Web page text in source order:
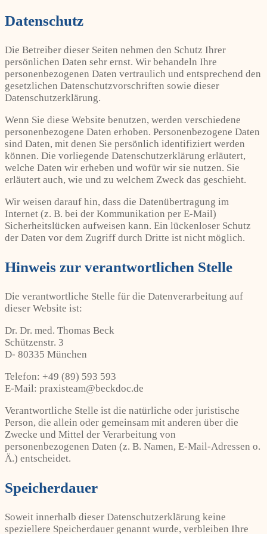
Datenschutz
Die Betreiber dieser Seiten nehmen den Schutz Ihrer
persönlichen Daten sehr ernst. Wir behandeln Ihre
personenbezogenen Daten vertraulich und entsprechend den
gesetzlichen Datenschutzvorschriften sowie dieser
Datenschutzerklärung.
Wenn Sie diese Website benutzen, werden verschiedene
personenbezogene Daten erhoben. Personenbezogene Daten
sind Daten, mit denen Sie persönlich identifiziert werden
können. Die vorliegende Datenschutzerklärung erläutert,
welche Daten wir erheben und wofür wir sie nutzen. Sie
erläutert auch, wie und zu welchem Zweck das geschieht.
Wir weisen darauf hin, dass die Datenübertragung im
Internet (z. B. bei der Kommunikation per E-Mail)
Sicherheitslücken aufweisen kann. Ein lückenloser Schutz
der Daten vor dem Zugriff durch Dritte ist nicht möglich.
Hinweis zur verantwortlichen Stelle
Die verantwortliche Stelle für die Datenverarbeitung auf
dieser Website ist:
Dr. Dr. med. Thomas Beck
Schützenstr. 3
D- 80335 München
Telefon: +49 (89) 593 593
E-Mail: praxisteam@beckdoc.de
Verantwortliche Stelle ist die natürliche oder juristische
Person, die allein oder gemeinsam mit anderen über die
Zwecke und Mittel der Verarbeitung von
personenbezogenen Daten (z. B. Namen, E-Mail-Adressen o.
Ä.) entscheidet.
Speicherdauer
Soweit innerhalb dieser Datenschutzerklärung keine
speziellere Speicherdauer genannt wurde, verbleiben Ihre